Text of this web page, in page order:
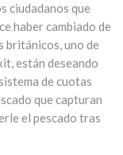
ciudadanos que
haber cambiado de
británicos, uno de
están deseando
de cuotas
que capturan
el pescado tras